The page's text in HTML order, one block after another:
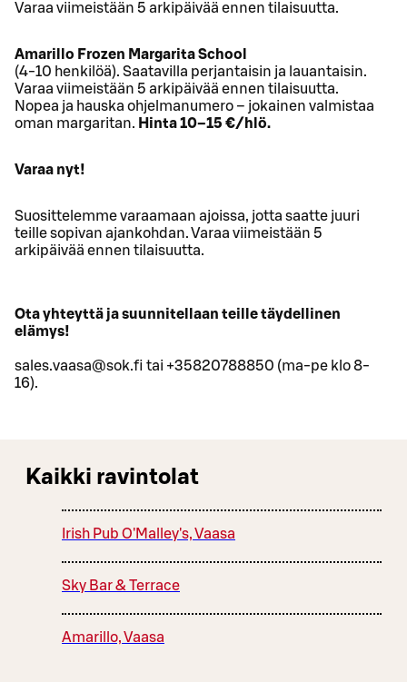
Varaa viimeistään 5 arkipäivää ennen tilaisuutta.
Amarillo Frozen Margarita School
(4-10 henkilöä). Saatavilla perjantaisin ja lauantaisin.
Varaa viimeistään 5 arkipäivää ennen tilaisuutta.
Nopea ja hauska ohjelmanumero – jokainen valmistaa
oman margaritan. Hinta 10–15 €/hlö.
Varaa nyt!
Suosittelemme varaamaan ajoissa, jotta saatte juuri
teille sopivan ajankohdan. Varaa viimeistään 5
arkipäivää ennen tilaisuutta.
Ota yhteyttä ja suunnitellaan teille täydellinen
elämys!
sales.vaasa@sok.fi tai +35820788850 (ma-pe klo 8-
16).
Kaikki ravintolat
Irish Pub O'Malley's, Vaasa
Sky Bar & Terrace
Amarillo, Vaasa